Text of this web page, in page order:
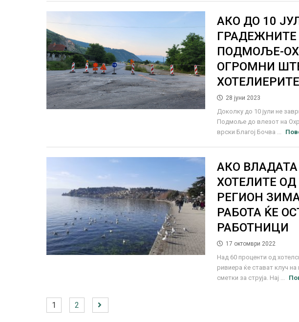
АКО ДО 10
ГРАДЕЖНИТЕ
ПОДМОЉЕ-
ОГРОМНИ
ХОТЕЛИЕРИТЕ
28 јуни 2023
Доколку до 10 јули не
Подмоље до влезот на
врски Благој Бочва ...
АКО
ХОТЕЛИТЕ
РЕГИОН
РАБОТА ЌЕ
РАБОТНИЦИ
17 октомври 2022
Над 60 проценти од
ривиера ќе стават клуч
сметки за струја. Нај ...
1 2